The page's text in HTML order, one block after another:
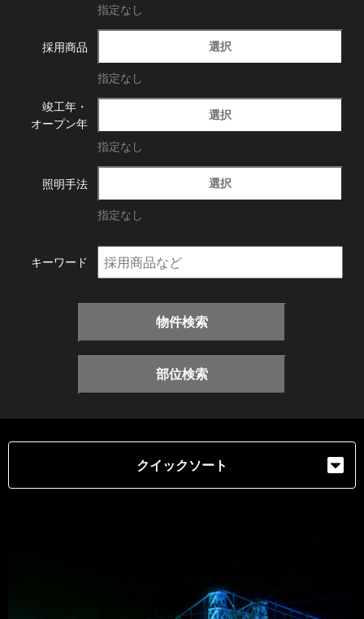
指定なし
採用商品 選択
指定なし
竣工年・
オープン年
選択
指定なし
照明手法 選択
指定なし
キーワード
物件検索
部位検索
クイックソート